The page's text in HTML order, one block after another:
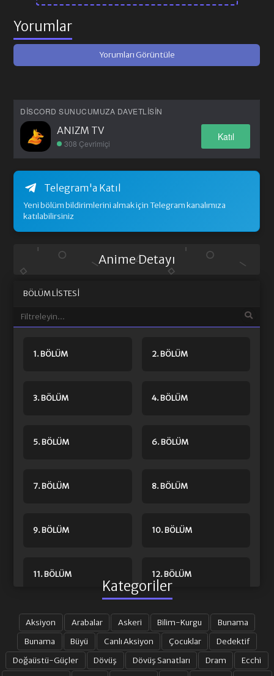
Yorumlar
Yorumları Görüntüle
DISCORD SUNUCUMUZA DAVETLISIN
ANIZM TV
308 Çevrimiçi
Katıl
Telegram'a Katıl
Yeni bölüm bildirimlerini almak için Telegram kanalımıza
katılabilirsiniz
Anime Detayı
BÖLÜM LISTESI
1. BÖLÜM 2. BÖLÜM
3. BÖLÜM 4. BÖLÜM
5. BÖLÜM 6. BÖLÜM
7. BÖLÜM 8. BÖLÜM
9. BÖLÜM 10. BÖLÜM
11. BÖLÜM 12. BÖLÜM
13. BÖLÜM 14. BÖLÜM
15. BÖLÜM 16. BÖLÜM
Kategoriler
Aksiyon Arabalar Askeri Bilim-Kurgu
Bunama
Bunama
Büyü Canlı Aksiyon Çocuklar
Dedektif
Doğaüstü-Güçler
Dövüş Dövüş Sanatları Dram
Ecchi